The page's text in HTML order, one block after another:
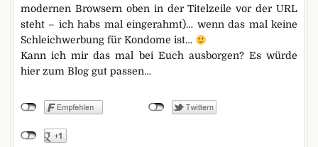
modernen Browsern oben in der Titelzeile vor der URL
steht – ich habs mal eingerahmt)… wenn das mal keine
Schleichwerbung für Kondome ist…
Kann ich mir das mal bei Euch ausborgen? Es würde
hier zum Blog gut passen…